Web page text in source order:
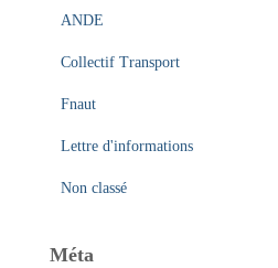
ANDE
Collectif Transport
Fnaut
Lettre d'informations
Non classé
Méta